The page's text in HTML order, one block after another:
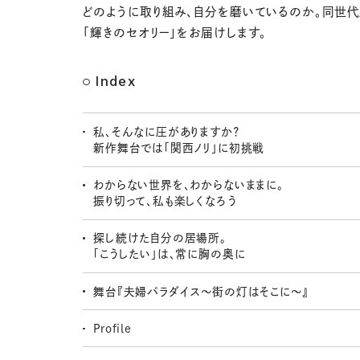
どのように取り組み、自分を磨いているのか。同世
「輝きのセオリー」をお届けします。
Index
私、そんなに圧がありますか？
新作舞台では「関西ノリ」に初挑戦
わからない世界を、わからないままに。
振り切って、私も楽しくなろう
探し続けた自分の居場所。
「こうしたい」は、常に胸の奥に
舞台『夫婦パラダイス〜街の灯はそこに〜』
Profile